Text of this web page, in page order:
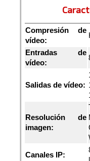
Compresión de
vídeo:
Entradas de
vídeo:
Salidas de vídeo:
Resolución de
imagen:
Canales IP: